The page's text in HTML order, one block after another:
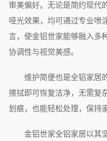
审美偏好。无论是简约现代
哑光效果，均可通过专业喷
言，使金铝世家能够融入多
协调性与视觉美感。
维护简便也是全铝家居
擦拭即可恢复洁净，无需复
划痕，也能轻松处理，保持
金铝世家全铝家居以其